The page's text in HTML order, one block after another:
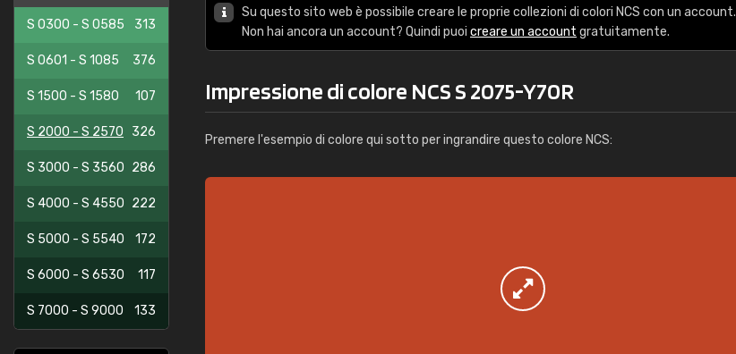
S 0300 - S 0585 313
S 0601 - S 1085 376
S 1500 - S 1580 107
S 2000 - S 2570 326
S 3000 - S 3560 286
S 4000 - S 4550 222
S 5000 - S 5540 172
S 6000 - S 6530 117
S 7000 - S 9000 133
Su questo sito web è possibile creare le proprie collezioni di colori NCS con un account.
Non hai ancora un account? Quindi puoi creare un account gratuitamente.
Impressione di colore NCS S 2075-Y70R
Premere l'esempio di colore qui sotto per ingrandire questo colore NCS: